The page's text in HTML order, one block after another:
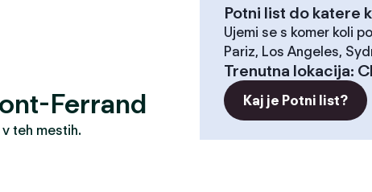
Ferrand
teh mestih.
Potni list do katere
Ujemi se s komer koli
Pariz, Los Angeles,
Trenutna lokacija:
Kaj je Potni list?